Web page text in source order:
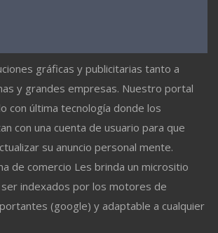
gráficas y publicitarias tanto a
y grandes empresas. Nuestro portal
con última tecnología donde los
con una cuenta de usuario para que
su anuncio personal mente.
de comercio Les brinda un micrositio
indexados por los motores de
(google) y adaptable a cualquier